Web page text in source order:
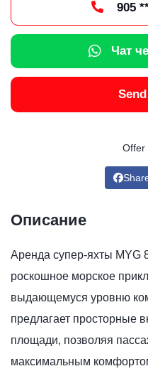
Чат
Offer
Описание
Аренда супер-яхты MYG
роскошное морское
выдающемуся уровню
предлагает просторные
площади, позволяя
максимальным